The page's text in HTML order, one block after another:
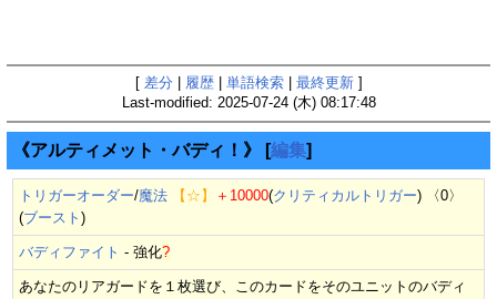
[ 差分 履歴| 単語検索| 最終更新]
Last-modified: 2025-07-24 (木) 08:17:48
《アルティメット・バディ！》 [編集]
トリガーオーダー/魔法 【☆】 ＋10000(クリティカルトリガー) 〈0〉
(ブースト )
バディファイト - 強化?
あなたのリアガードを１枚選び、このカードをそのユニットのバディ